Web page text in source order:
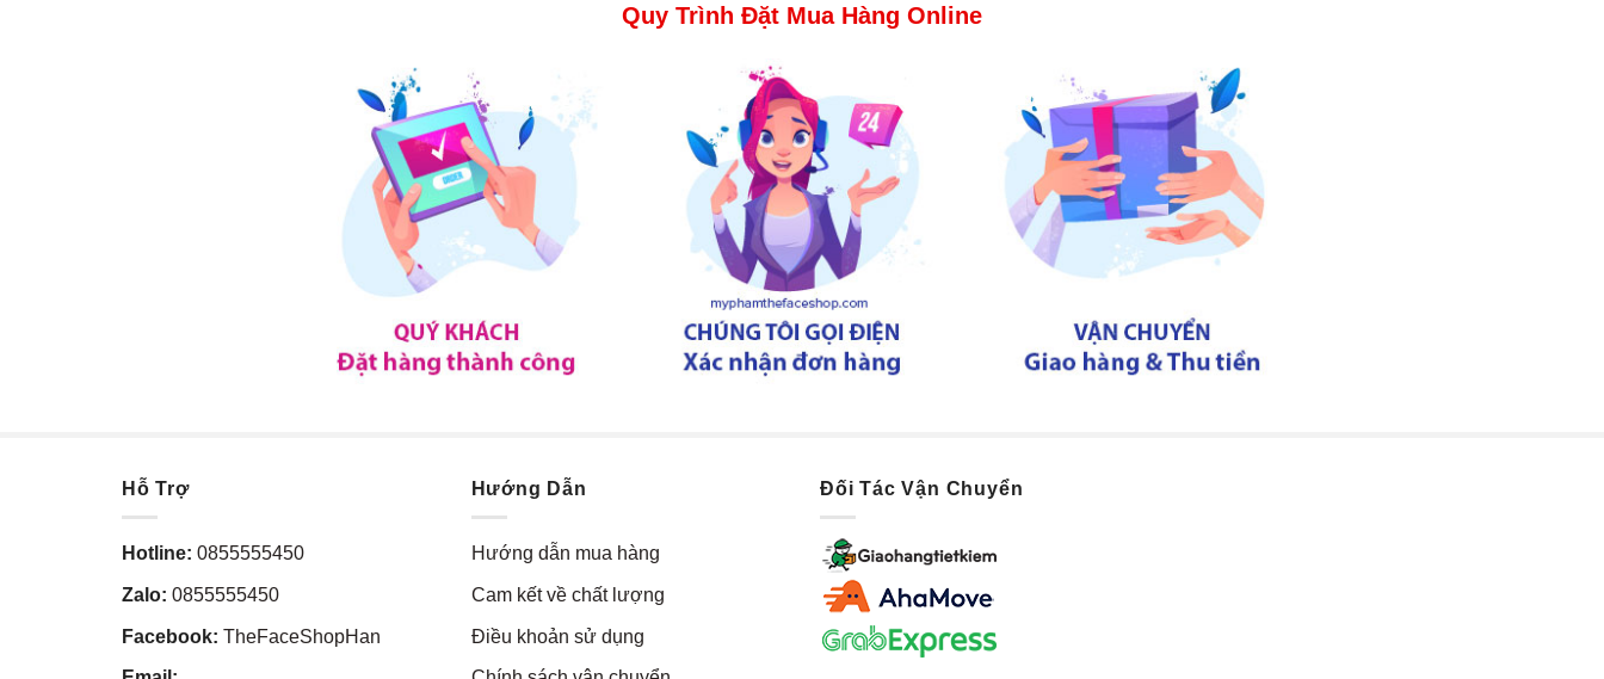
Quy Trình Đặt Mua Hàng Online
Hỗ Trợ
Hotline: 0855555450
Zalo: 0855555450
Facebook: TheFaceShopHan
Hướng Dẫn
Hướng dẫn mua hàng
Cam kết về chất lượng
Điều khoản sử dụng
Đối Tác Vận Chuyển